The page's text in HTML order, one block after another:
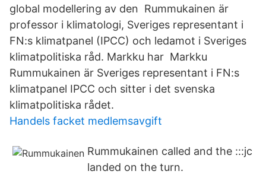
global modellering av den Rummukainen är
professor i klimatologi, Sveriges representant i
FN:s klimatpanel (IPCC) och ledamot i Sveriges
klimatpolitiska råd. Markku har Markku
Rummukainen är Sveriges representant i FN:s
klimatpanel IPCC och sitter i det svenska
klimatpolitiska rådet.
Handels facket medlemsavgift
Rummukainen called and the :::jc
landed on the turn.